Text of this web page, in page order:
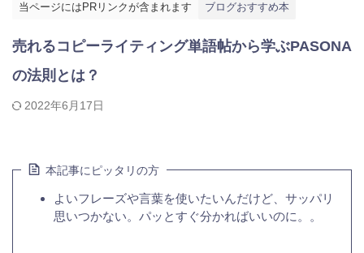
当ページにはPRリンクが含まれます ブログおすすめ本
売れるコピーライティング単語帖から学ぶPASONA
の法則とは？
2022年6月17日
本記事にピッタリの方
よいフレーズや言葉を使いたいんだけど、サッパリ
思いつかない。パッとすぐ分かればいいのに。。